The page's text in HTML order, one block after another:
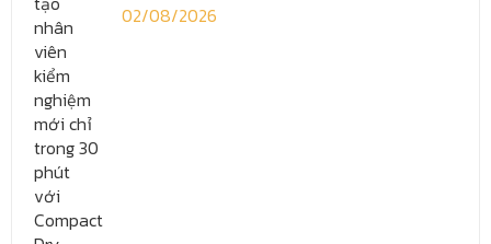
02/08/2026